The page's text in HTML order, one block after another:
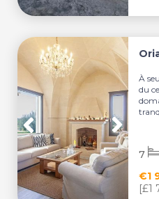
À
du
€1
[£1
7